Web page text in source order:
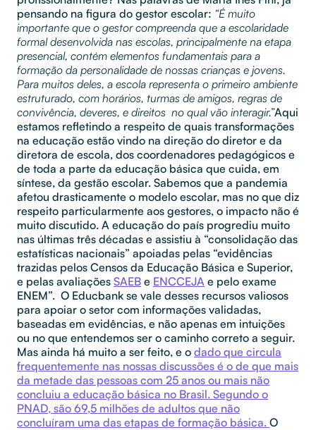
pensando na figura do gestor escolar: “É muito
importante que o gestor compreenda que a escolaridade
formal desenvolvida nas escolas, principalmente na etapa
presencial, contém elementos fundamentais para a
formação da personalidade de nossas crianças e jovens.
Para muitos deles, a escola representa o primeiro ambiente
estruturado, com horários, turmas de amigos, regras de
convivência, deveres, e direitos no qual vão interagir.”Aqui
estamos refletindo a respeito de quais transformações
na educação estão vindo na direção do diretor e da
diretora de escola, dos coordenadores pedagógicos e
de toda a parte da educação básica que cuida, em
síntese, da gestão escolar. Sabemos que a pandemia
afetou drasticamente o modelo escolar, mas no que diz
respeito particularmente aos gestores, o impacto não é
muito discutido. A educação do país progrediu muito
nas últimas três décadas e assistiu à “consolidação das
estatísticas nacionais” apoiadas pelas “evidências
trazidas pelos Censos da Educação Básica e Superior,
e pelas avaliações SAEB e ENCCEJA e pelo exame
ENEM”. O Educbank se vale desses recursos valiosos
para apoiar o setor com informações validadas,
baseadas em evidências, e não apenas em intuições
ou no que entendemos ser o caminho correto a seguir.
Mas ainda há muito a ser feito, e o dado que circula
frequentemente nas nossas discussões é o de que mais
da metade das pessoas com 25 anos ou mais não
concluiu a educação básica no Brasil. Segundo o
PNAD, são 69,5 milhões de adultos que não
concluíram uma das etapas de formação básica. O